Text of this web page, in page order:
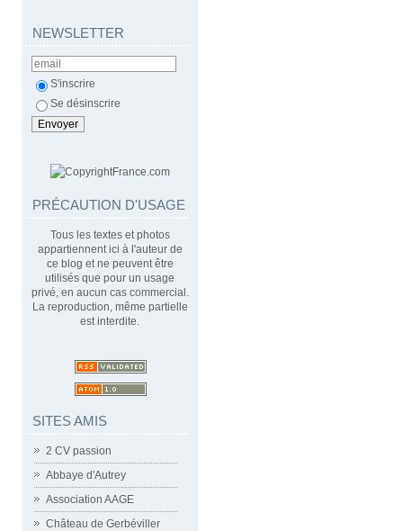
NEWSLETTER
S'inscrire
Se désinscrire
PRÉCAUTION D'USAGE
Tous les textes et photos
appartiennent ici à l'auteur de
ce blog et ne peuvent être
utilisés que pour un usage
privé, en aucun cas commercial.
La reproduction, même partielle
est interdite.
SITES AMIS
2 CV passion
Abbaye d'Autrey
Association AAGE
Château de Gerbéviller